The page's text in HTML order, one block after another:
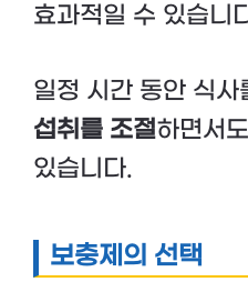
효과적일 수 있습니
일정 시간 동안 식사
섭취를 조절하면서도
있습니다.
보충제의 선택